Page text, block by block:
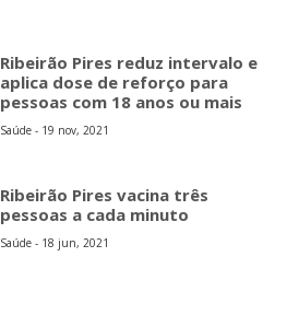
Ribeirão Pires reduz intervalo e
aplica dose de reforço para
pessoas com 18 anos ou mais
Saúde - 19 nov, 2021
Ribeirão Pires vacina três
pessoas a cada minuto
Saúde - 18 jun, 2021